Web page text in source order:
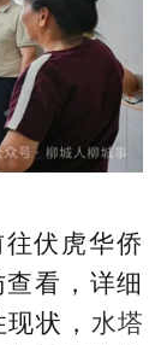
伏虎华侨
看，详细
状， 水塔